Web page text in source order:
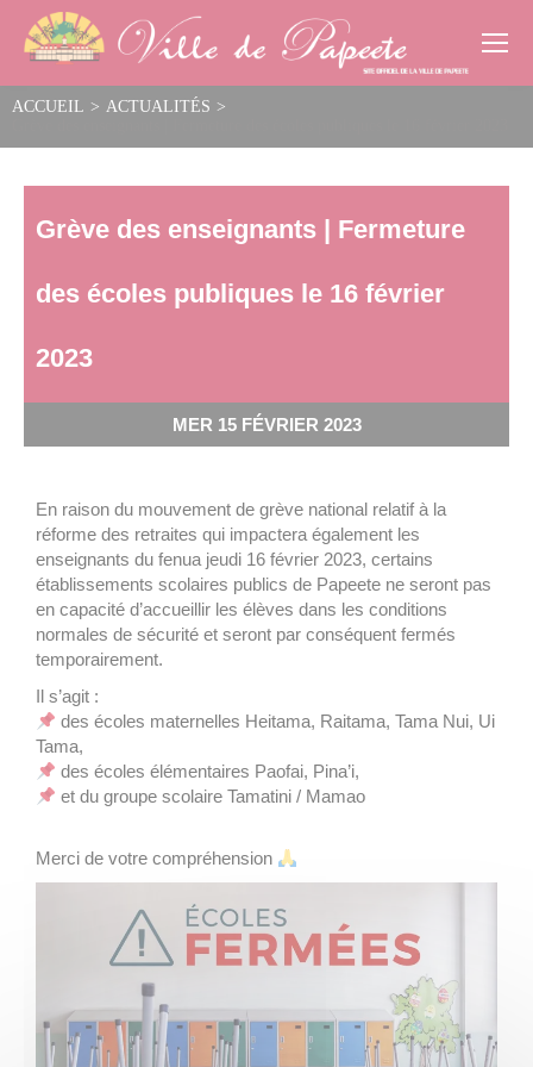
ACCUEIL > ACTUALITÉS >
Grève des enseignants | Fermeture
des écoles publiques le 16 février
2023
MER 15 FÉVRIER 2023
En raison du mouvement de grève national relatif à la
réforme des retraites qui impactera également les
enseignants du fenua jeudi 16 février 2023, certains
établissements scolaires publics de Papeete ne seront pas
en capacité d’accueillir les élèves dans les conditions
normales de sécurité et seront par conséquent fermés
temporairement.
Il s’agit :
des écoles maternelles Heitama, Raitama, Tama Nui, Ui
Tama,
des écoles élémentaires Paofai, Pina’i,
et du groupe scolaire Tamatini / Mamao
Merci de votre compréhension
Cookies management panel